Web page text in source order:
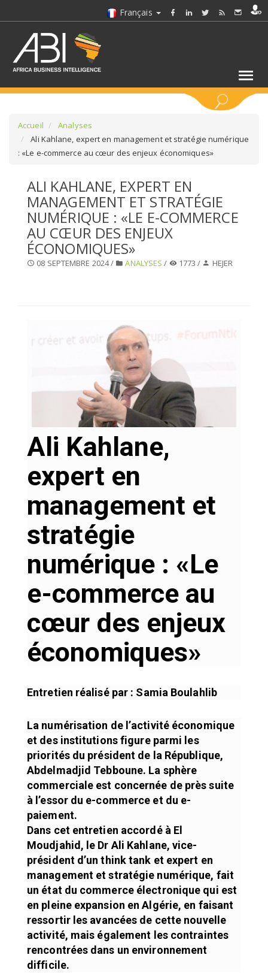
Français
SÉLECTIONNEZ UN DOSSIER
SELECTIONNEZ UNE SECTION
SÉLECTIONNEZ UNE CATÉGORIE
Accueil
Analyses
Ali Kahlane, expert en management et stratégie numérique
: «Le e-commerce au cœur des enjeux économiques»
ALI KAHLANE, EXPERT EN
MANAGEMENT ET STRATÉGIE
NUMÉRIQUE : «LE E-COMMERCE
AU CŒUR DES ENJEUX
ÉCONOMIQUES»
08 SEPTEMBRE 2024 / ANALYSES / 1773 / HEJER
Ali Kahlane,
expert en
management et
stratégie
numérique : «Le
e-commerce au
cœur des enjeux
économiques»
Entretien réalisé par : Samia Boulahlib
La numérisation de l’activité économique
et des institutions figure parmi les
priorités du président de la République,
Abdelmadjid Tebboune. La sphère
commerciale est concernée de près suite
à l’essor du e-commerce et du e-
paiement.
Dans cet entretien accordé à El
Moudjahid, le Dr Ali Kahlane, vice-
président d’un think tank et expert en
management et stratégie numérique, fait
un état du commerce électronique qui est
en pleine expansion en Algérie, en faisant
ressortir les avancées de cette nouvelle
activité, mais également les contraintes
rencontrées dans un environnement
difficile.